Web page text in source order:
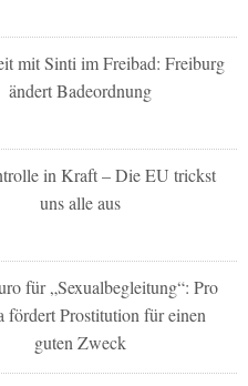
mit Sinti im Freibad: Freiburg
ändert Badeordnung
in Kraft – Die EU trickst
uns alle aus
für „Sexualbegleitung“: Pro
fördert Prostitution für einen
guten Zweck